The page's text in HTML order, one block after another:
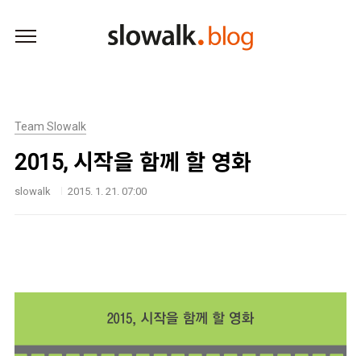
Team Slowalk
2015, 시작을 함께 할 영화
slowalk 2015. 1. 21. 07:00